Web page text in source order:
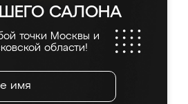
САЛОНА
точки Москвы и
области!